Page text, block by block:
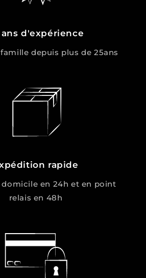
ans d'expérience
depuis plus de 25ans
rapide
domicile en 24h et en point
relais en 48h